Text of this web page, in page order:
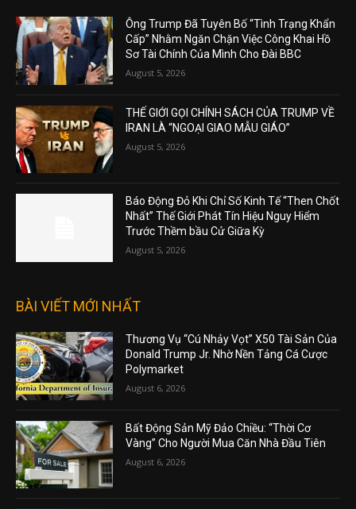
Ông Trump Đã Tuyên Bố “Tình Trạng Khẩn
Cấp” Nhằm Ngăn Chặn Việc Công Khai Hồ
Sơ Tài Chính Của Mình Cho Đài BBC
August 5, 2026
THẾ GIỚI GỌI CHÍNH SÁCH CỦA TRUMP VỀ
IRAN LÀ “NGOẠI GIAO MẪU GIÁO”
August 5, 2026
Báo Động Đỏ Khi Chỉ Số Kinh Tế “Then Chốt
Nhất” Thế Giới Phát Tín Hiệu Nguy Hiểm
Trước Thềm bầu Cử Giữa Kỳ
August 5, 2026
BÀI VIẾT MỚI NHẤT
Thương Vụ “Cú Nhảy Vọt” X50 Tài Sản Của
Donald Trump Jr. Nhờ Nền Tảng Cá Cược
Polymarket
August 6, 2026
Bất Động Sản Mỹ Đảo Chiều: “Thời Cơ
Vàng” Cho Người Mua Căn Nhà Đầu Tiên
August 6, 2026